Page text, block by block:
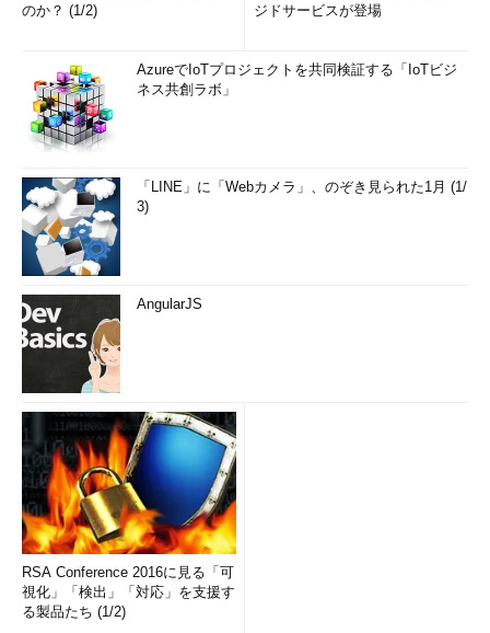
のか？ (1/2)
ジドサービスが登場
AzureでIoTプロジェクトを共同検証する「IoTビジ
ネス共創ラボ」
「LINE」に「Webカメラ」、のぞき見られた1月 (1/
3)
AngularJS
RSA Conference 2016に見る「可
視化」「検出」「対応」を支援す
る製品たち (1/2)